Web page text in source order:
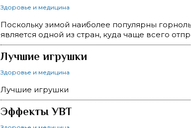
Здоровье и медицина
Поскольку зимой наиболее популярны
является одной из стран, куда чаще всего
Лучшие игрушки
Здоровье и медицина
Лучшие игрушки
Эффекты УВТ